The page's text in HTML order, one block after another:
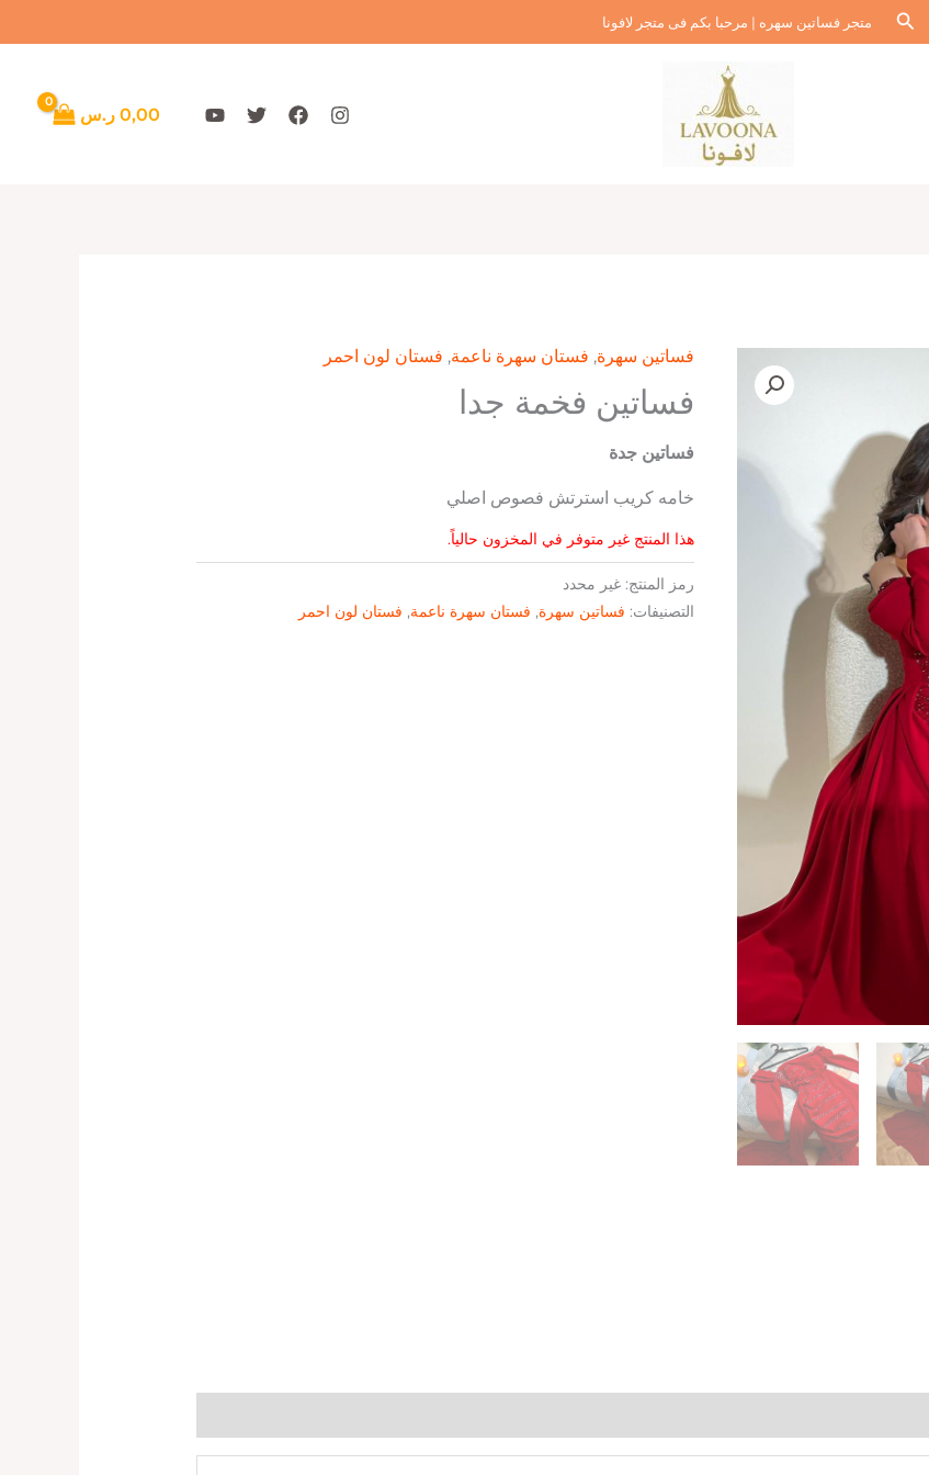
البحثمتجر فساتين سهره | مرحبا بكم فى متجر لافونا
0,00 ر.س
فساتين سهرة, فستان سهرة ناعمة, فستان لون احمر
فساتين فخمة جدا
فساتين جدة
خامه كريب استرتش فصوص اصلي
هذا المنتج غير متوفر في المخزون حالياً.
رمز المنتج:غير محدد
التصنيفات: فساتين سهرة, فستان سهرة ناعمة, فستان لون احمر